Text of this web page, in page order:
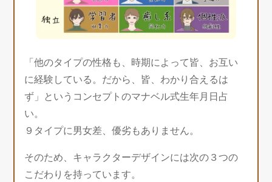
「他のタイプの性格も、時期によって皆、お互い
に経験している。だから、皆、わかり合えるは
ず」というコンセプトのマナベル式生年月日占
い。
９タイプに男女差、優劣もありません。
そのため、キャラクターデザインには次の３つの
こだわりを持っています。